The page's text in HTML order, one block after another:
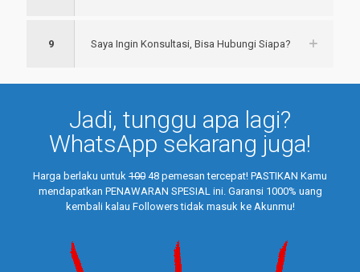
9 Saya Ingin Konsultasi, Bisa Hubungi Siapa?
Jadi, tunggu apa lagi?
WhatsApp sekarang juga!
Harga berlaku untuk 100 48 pemesan tercepat! PASTIKAN Kamu
mendapatkan PENAWARAN SPESIAL ini. Garansi 1000% uang
kembali kalau Followers tidak masuk ke Akunmu!